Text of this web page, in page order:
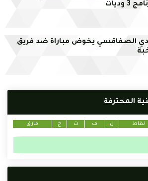
3 وديات
الصفاقسي يخوض مباراة ضد فريق
المحترفة
نقاط ل ف ت خ فارق